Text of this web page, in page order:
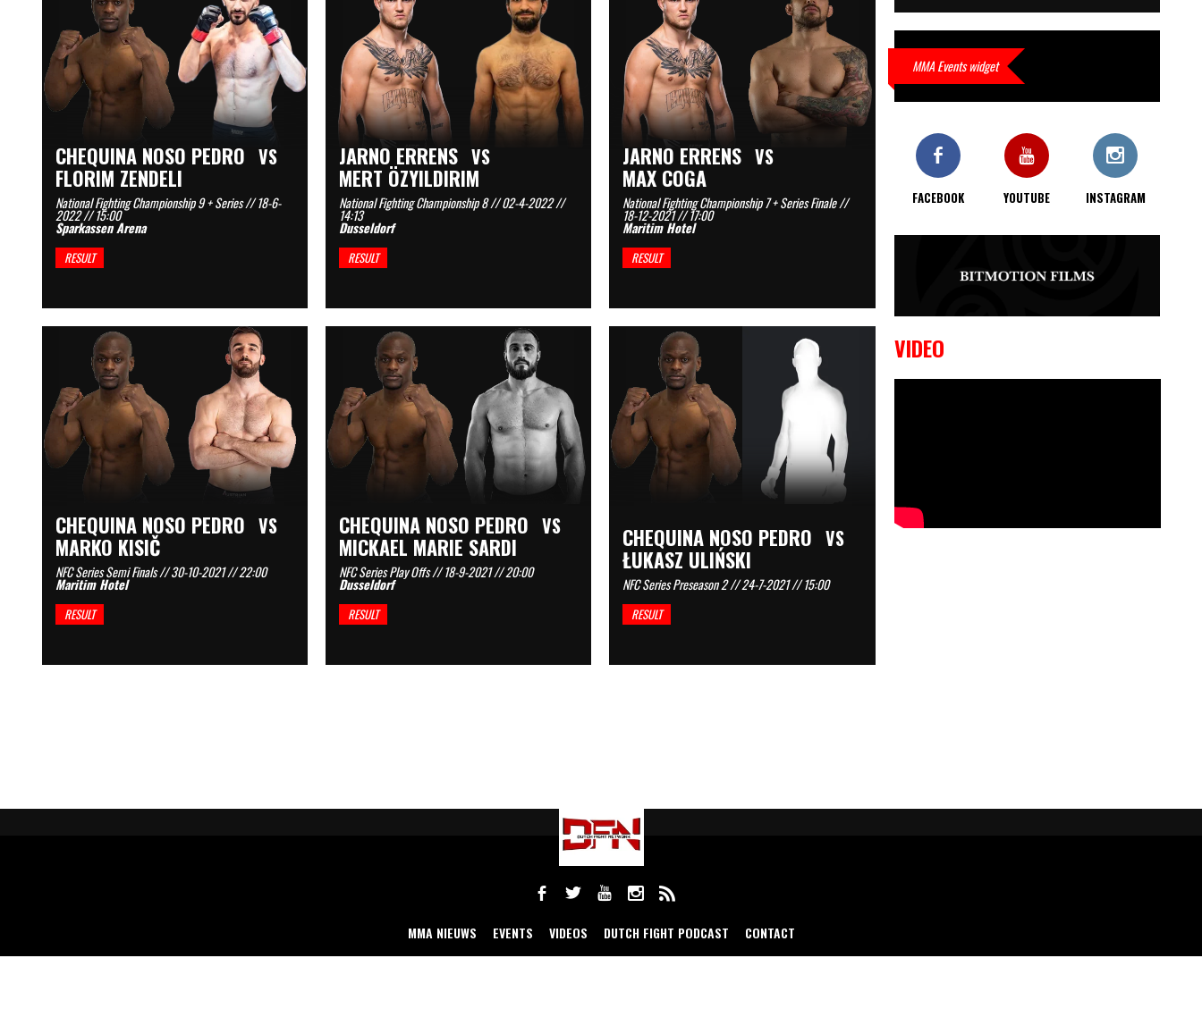
CHEQUINA NOSO PEDRO VS
FLORIM ZENDELI
National Fighting Championship 9 + Series // 18-6-
2022 // 15:00
Sparkassen Arena
RESULT
JARNO ERRENS VS
MERT ÖZYILDIRIM
National Fighting Championship 8 // 02-4-2022 //
14:13
Dusseldorf
RESULT
JARNO ERRENS VS
MAX COGA
National Fighting Championship 7 + Series Finale //
18-12-2021 // 17:00
Maritim Hotel
RESULT
CHEQUINA NOSO PEDRO VS
MARKO KISIČ
NFC Series Semi Finals // 30-10-2021 // 22:00
Maritim Hotel
RESULT
CHEQUINA NOSO PEDRO VS
MICKAEL MARIE SARDI
NFC Series Play Offs // 18-9-2021 // 20:00
Dusseldorf
RESULT
CHEQUINA NOSO PEDRO VS
ŁUKASZ ULIŃSKI
NFC Series Preseason 2 // 24-7-2021 // 15:00
RESULT
Beatdown 9 Event Results
interviews hier
9 OKTOBER, 2023
Alvi Dasuyev
gemaakt is…
9 OKTOBER, 2023
CWA Lowlands 7
MMA Events widget
FACEBOOK YOUTUBE INSTAGRAM
VIDEO
MMA NIEUWS EVENTS VIDEOS DUTCH FIGHT PODCAST CONTACT